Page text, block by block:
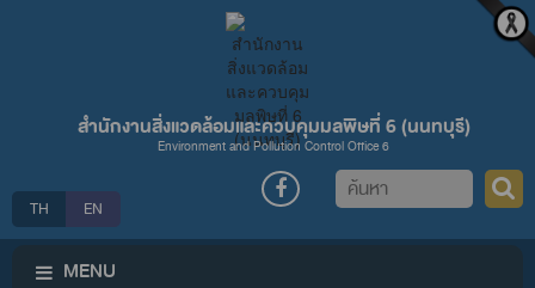
สำนักงานสิ่งแวดล้อมและควบคุมมลพิษที่ 6 (นนทบุรี)
Environment and Pollution Control Office 6
TH EN
ค้นหา
MENU